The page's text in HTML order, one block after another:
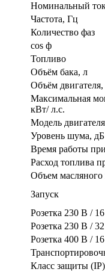
Номинальный
Частота, Гц
Количество фаз
cos ф
Топливо
Объём бака, л
Объём
Максимальная
кВт/ л.с.
Модель двигателя
Уровень шума,
Время работы
Расход топлива
Объем масляного
Запуск
Розетка 230 В /
Розетка 230 В /
Розетка 400 В /
Класс защиты (IP)